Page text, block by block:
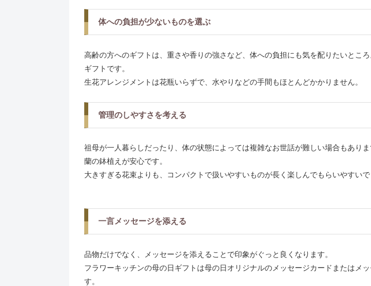
体への負担が少ないものを選ぶ
高齢の方へのギフトは、重さや香りの強さなど、体への負担にも気を配りたいとこ
ギフトです。
生花アレンジメントは花瓶いらずで、水やりなどの手間もほとんどかかりません。
管理のしやすさを考える
祖母が一人暮らしだったり、体の状態によっては複雑なお世話が難しい場合もありま
蘭の鉢植えが安心です。
大きすぎる花束よりも、コンパクトで扱いやすいものが長く楽しんでもらいやすいで
一言メッセージを添える
品物だけでなく、メッセージを添えることで印象がぐっと良くなります。
フラワーキッチンの母の日ギフトは母の日オリジナルのメッセージカードまたはメ
す。